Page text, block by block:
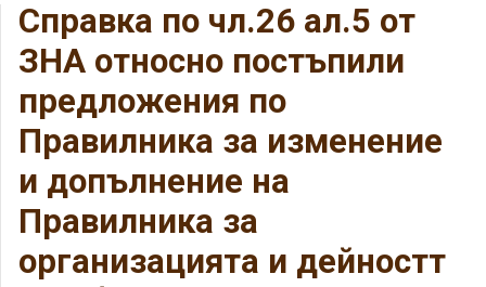
Справка по чл.26 ал.5 от
ЗНА относно постъпили
предложения по
Правилника за изменение
и допълнение на
Правилника за
организацията и дейностт